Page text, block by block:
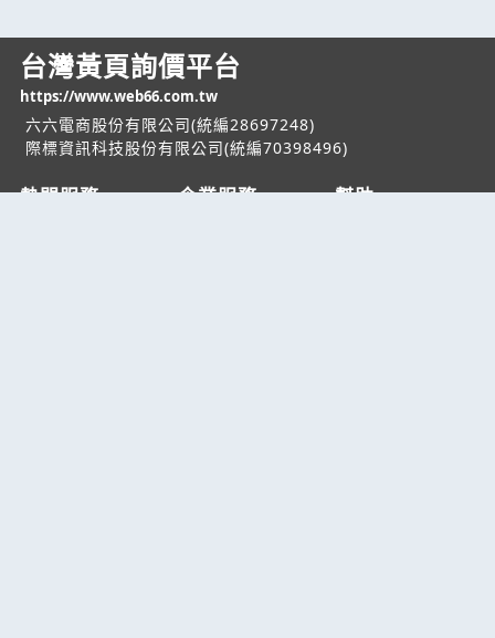
台灣黃頁詢價平台
https://www.web66.com.tw
六六電商股份有限公司(統編28697248)
際標資訊科技股份有限公司(統編70398496)
熱門服務 企業服務 幫助